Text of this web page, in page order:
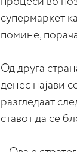
супермаркет
помине,
Од друга
денес најави
разгледаат
ставот да се